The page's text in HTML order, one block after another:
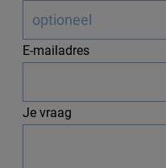
E-mailadres
Je vraag